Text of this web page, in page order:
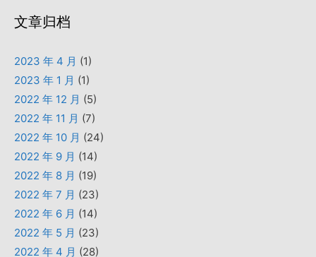
文章归档
2023 年 4 月 (1)
2023 年 1 月 (1)
2022 年 12 月 (5)
2022 年 11 月 (7)
2022 年 10 月 (24)
2022 年 9 月 (14)
2022 年 8 月 (19)
2022 年 7 月 (23)
2022 年 6 月 (14)
2022 年 5 月 (23)
2022 年 4 月 (28)